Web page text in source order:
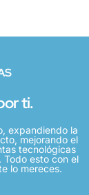
ti.
expandiendo la
mejorando el
tecnológicas
Todo esto con el
lo mereces.